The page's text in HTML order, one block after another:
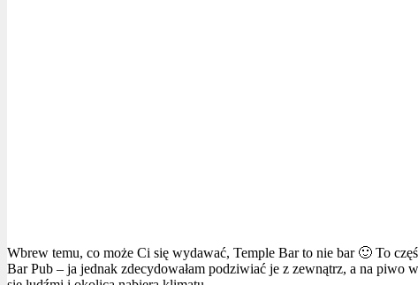
Wbrew temu, co może Ci się wydawać, Temple Bar to nie bar 🙂 To
Bar Pub – ja jednak zdecydowałam podziwiać je z zewnątrz, a na piwo